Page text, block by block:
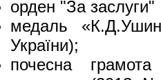
орден "За заслуги"
медаль
України);
почесна